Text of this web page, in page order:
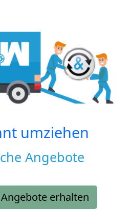
umziehen
Angebote
erhalten